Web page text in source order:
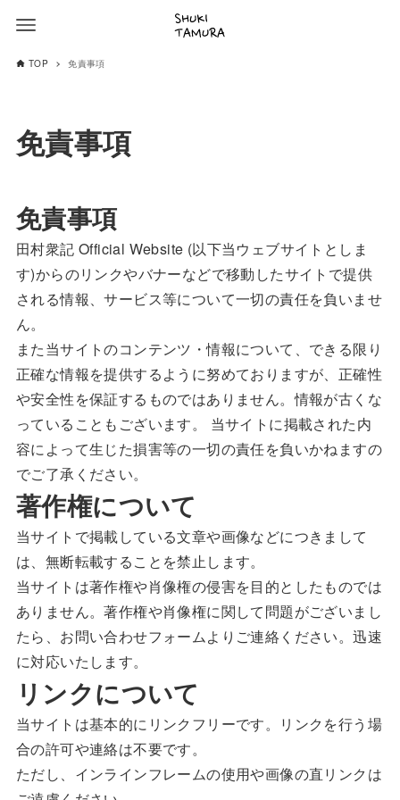
TOP 免責事項
免責事項
免責事項
田村衆記 Official Website (以下当ウェブサイトとしま
す)からのリンクやバナーなどで移動したサイトで提供
される情報、サービス等について一切の責任を負いませ
ん。
また当サイトのコンテンツ・情報について、できる限り
正確な情報を提供するように努めておりますが、正確性
や安全性を保証するものではありません。情報が古くな
っていることもございます。 当サイトに掲載された内
容によって生じた損害等の一切の責任を負いかねますの
でご了承ください。
著作権について
当サイトで掲載している文章や画像などにつきまして
は、無断転載することを禁止します。
当サイトは著作権や肖像権の侵害を目的としたものでは
ありません。著作権や肖像権に関して問題がございまし
たら、お問い合わせフォームよりご連絡ください。迅速
に対応いたします。
リンクについて
当サイトは基本的にリンクフリーです。リンクを行う場
合の許可や連絡は不要です。
ただし、インラインフレームの使用や画像の直リンクは